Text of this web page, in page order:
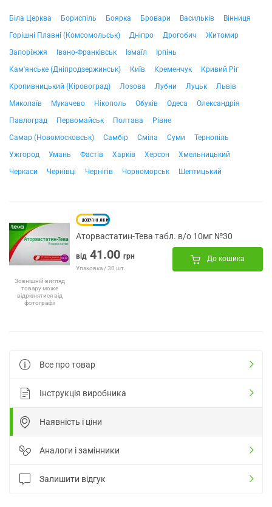
Біла Церква Бориспіль Боярка Бровари Васильків
Вінниця
Горішні Плавні (Комсомольськ)
Дніпро Дрогобич
Житомир
Запоріжжя
Івано-Франківськ Ізмаїл
Ірпінь
Кам'янське (Дніпродзержинськ)
Київ Кременчук
Кривий Ріг
Кропивницький (Кіровоград)
Лозова Лубни Луцьк
Львів
Миколаїв
Мукачево Нікополь Обухів Одеса
Олександрія
Павлоград
Первомайськ Полтава
Рівне
Самар (Новомосковськ)
Самбір Сміла Суми
Тернопіль
Ужгород
Умань Фастів Харків Херсон
Хмельницький
Черкаси
Чернівці Чернігів Чорноморськ Шептицький
Зовнішній вигляд
товару може
відрізнятися від
фотографії
Аторвастатин-Тева табл. в/о 10мг №30
від 41.00 грн
Упаковка / 30 шт.
До кошика
Все про товар
Інструкція виробника
Наявність і ціни
Аналоги і замінники
Залишити відгук